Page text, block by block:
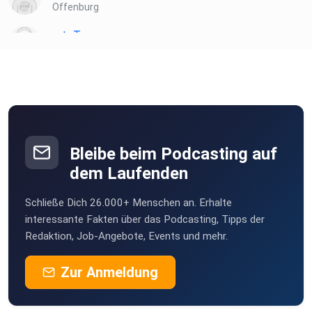
Offenburg
roteTara
Bremen
Turkan
Göttingen
KaeptnBlaubaer99
Stuttgart
vy00ha7d
Bleibe beim Podcasting auf
dem Laufenden
Schließe Dich 26.000+ Menschen an. Erhalte
interessante Fakten über das Podcasting, Tipps der
Redaktion, Job-Angebote, Events und mehr.
Zur Anmeldung